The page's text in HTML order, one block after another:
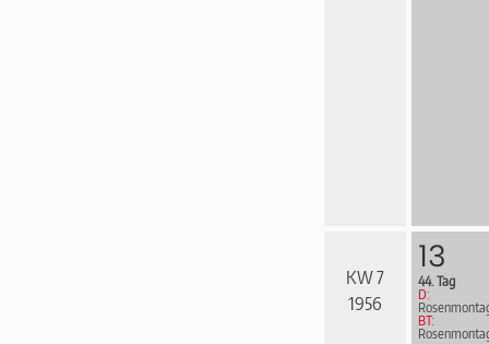
KW 7
1956
13
44. Tag
D:
BT: